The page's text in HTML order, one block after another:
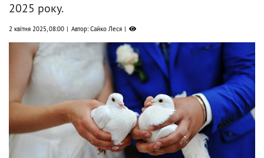
2025 року.
2 квітня 2025, 08:00 Автор: Сайко Леся